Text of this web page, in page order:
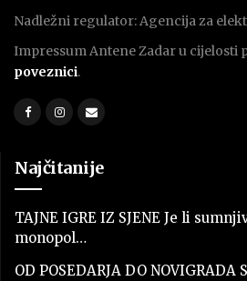
Nadležni regulator: Agencija za
Impressum Antene Zadar u cijelosti
poveznici.
Najčitanije
TAJNE IGRE IZ SJENE Je li
monopol…
OD POSEDARJA DO